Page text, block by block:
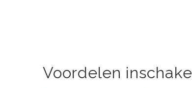
Voordelen